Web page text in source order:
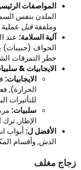
المواصفات الرئيسية:
الملدن بنفس
وملفقةقبلعملية
آلية السلامة:عند
الحواف (حبيبات)
خطر التمزقات
الايجابيات & سلبيات:
الايجابيات:
الحرارة),
للتأثيرات
سلبيات:مرة
الإطار, ترك
الأفضل ل:أبواب
الدش, وأقسام
مغلف